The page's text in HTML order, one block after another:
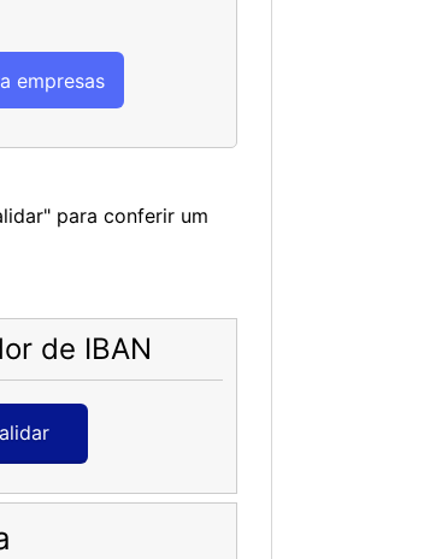
empresas
para conferir um
de IBAN